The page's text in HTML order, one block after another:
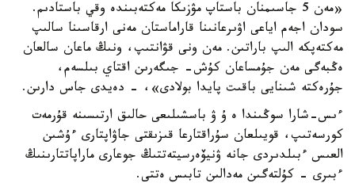
«مەن 5 جاسىمنان باستاپ مۋزىكا مەكتەبىندە وقي باستادىم.
سودان اجەم اياعى اۋىرعانىنا قاراماستان مەنى ارقاسىنا سالىپ
مەكتەپكە الىپ باراتىن. مەن ونى قۋانتىپ، ونىڭ ماعان سالعان
ەڭبەگى مەن جۇمساعان كۇش- جىگەرىن اقتاي بىلسەم،
جۇرەكتە شىنايى باقىت پايدا بولادى»، - دەيدى جاس دارىن.
ءىس-شارا سوڭىندا ە ۇ ۋ باسشىلىعى حالىق ارتىسىنە قۇرمەت
كورسەتىپ، قويىلعان سۇراقتارعا قىزىقتى جاۋاپتارى ءۇشىن
العىس ءبىلدىردى جانە ۋنيۆەرسيتەتتىڭ جوعارى ماراپاتتارىنىڭ
ءبىرى - كۇلتەگىن مەدالىن تابىس ەتتى.